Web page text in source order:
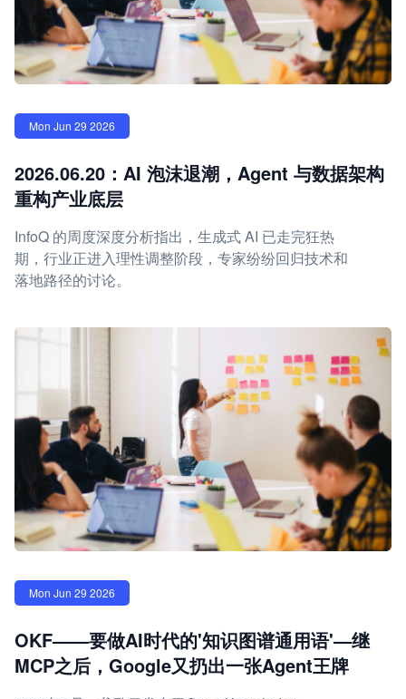
Mon Jun 29 2026
2026.06.20：AI 泡沫退潮，Agent 与数据架构
重构产业底层
InfoQ 的周度深度分析指出，生成式 AI 已走完狂热
期，行业正进入理性调整阶段，专家纷纷回归技术和
落地路径的讨论。
Mon Jun 29 2026
OKF——要做AI时代的'知识图谱通用语'—继
MCP之后，Google又扔出一张Agent王牌